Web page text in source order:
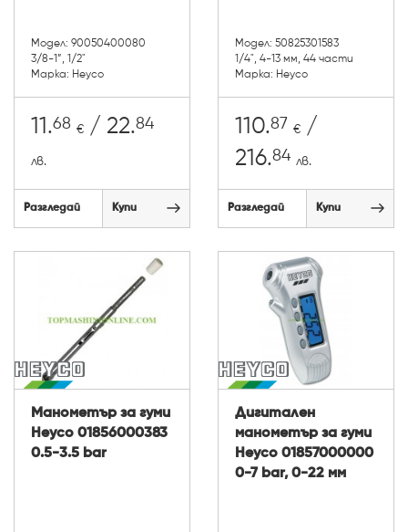
Модел: 90050400080
3/8-1”, 1/2"
Марка: Heyco
11.68 € / 22.84
лв.
Разгледай Купи
Модел: 50825301583
1/4", 4-13 мм, 44 части
Марка: Heyco
110.87 € /
216.84 лв.
Разгледай Купи
Манометър за гуми
Heyco 01856000383
0.5-3.5 bar
Дигитален
манометър за гуми
Heyco 01857000000
0-7 bar, 0-22 мм